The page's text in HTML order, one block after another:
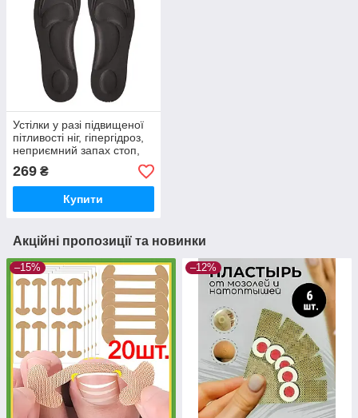
Устілки у разі підвищеної
пітливості ніг, гіпергідроз,
неприємний запах стоп,
р.43, 27.5см
269 ₴
Купити
Акційні пропозиції та новинки
–15% –12%